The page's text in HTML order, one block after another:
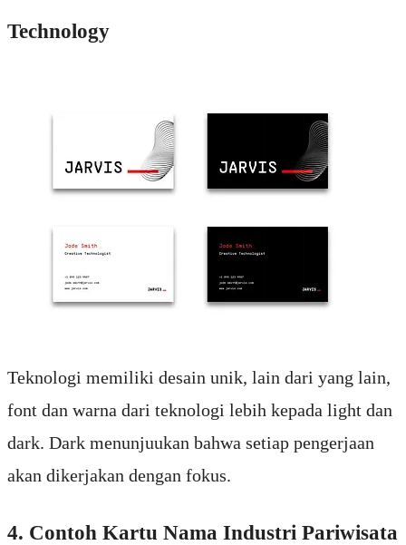
Technology
Teknologi memiliki desain unik, lain dari yang lain,
font dan warna dari teknologi lebih kepada light dan
dark. Dark menunjuukan bahwa setiap pengerjaan
akan dikerjakan dengan fokus.
4. Contoh Kartu Nama Industri Pariwisata